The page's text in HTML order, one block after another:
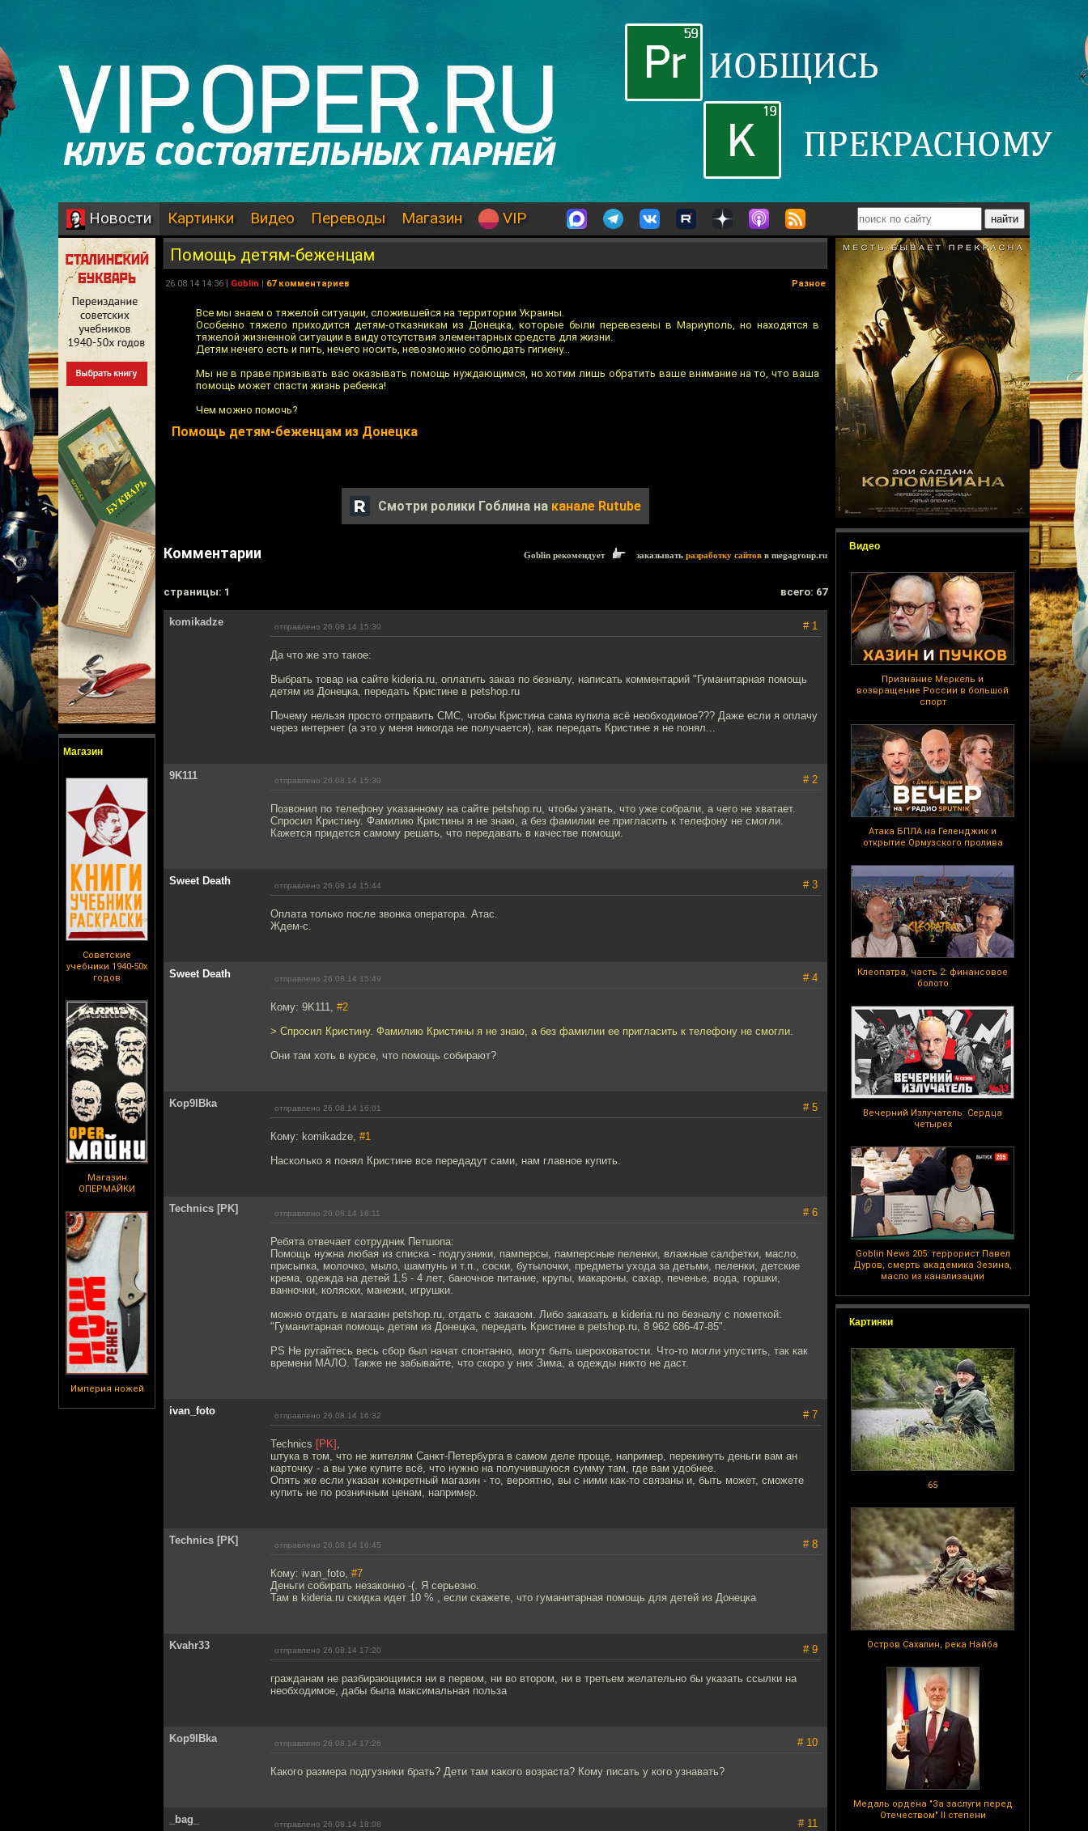
Новости Картинки Видео Переводы Магазин VIP
Магазин
Советские
учебники 1940-50х
годов
Магазин
ОПЕРМАЙКИ
Империя ножей
Видео
Признание Меркель и
возвращение России в большой
спорт
Атака БПЛА на Геленджик и
открытие Ормузского пролива
Клеопатра, часть 2: финансовое
болото
Вечерний Излучатель: Сердца
четырех
Goblin News 205: террорист Павел
Дуров, смерть академика Зезина,
масло из канализации
Картинки
65
Остров Сахалин, река Найба
Медаль ордена "За заслуги перед
Отечеством" II степени
Помощь детям-беженцам
26.08.14 14:36 | Goblin | 67 комментариев Разное
Все мы знаем о тяжелой ситуации, сложившейся на территории Украины.
Особенно тяжело приходится детям-отказникам из Донецка, которые были перевезены в Мариуполь, но находятся в
тяжелой жизненной ситуации в виду отсутствия элементарных средств для жизни.
Детям нечего есть и пить, нечего носить, невозможно соблюдать гигиену...
Мы не в праве призывать вас оказывать помощь нуждающимся, но хотим лишь обратить ваше внимание на то, что ваша
помощь может спасти жизнь ребенка!
Чем можно помочь?
Помощь детям-беженцам из Донецка
Смотри ролики Гоблина на канале Rutube
Комментарии Goblin рекомендует заказывать разработку сайтов в megagroup.ru
cтраницы: 1 всего: 67
komikadze отправлено 26.08.14 15:30 # 1
Да что же это такое:
Выбрать товар на сайте kideria.ru, оплатить заказ по безналу, написать комментарий "Гуманитарная помощь
детям из Донецка, передать Кристине в petshop.ru
Почему нельзя просто отправить СМС, чтобы Кристина сама купила всё необходимое??? Даже если я оплачу
через интернет (а это у меня никогда не получается), как передать Кристине я не понял...
9K111 отправлено 26.08.14 15:30 # 2
Позвонил по телефону указанному на сайте petshop.ru, чтобы узнать, что уже собрали, а чего не хватает.
Спросил Кристину. Фамилию Кристины я не знаю, а без фамилии ее пригласить к телефону не смогли.
Кажется придется самому решать, что передавать в качестве помощи.
Sweet Death отправлено 26.08.14 15:44 # 3
Оплата только после звонка оператора. Атас.
Ждем-с.
Sweet Death отправлено 26.08.14 15:49 # 4
Кому: 9K111, #2
> Спросил Кристину. Фамилию Кристины я не знаю, а без фамилии ее пригласить к телефону не смогли.
Они там хоть в курсе, что помощь собирают?
Kop9IBka отправлено 26.08.14 16:01 # 5
Кому: komikadze, #1
Насколько я понял Кристине все передадут сами, нам главное купить.
Technics [PK] отправлено 26.08.14 16:11 # 6
Ребята отвечает сотрудник Петшопа:
Помощь нужна любая из списка - подгузники, памперсы, памперсные пеленки, влажные салфетки, масло,
присыпка, молочко, мыло, шампунь и т.п., соски, бутылочки, предметы ухода за детьми, пеленки, детские
крема, одежда на детей 1,5 - 4 лет, баночное питание, крупы, макароны, сахар, печенье, вода, горшки,
ванночки, коляски, манежи, игрушки.
можно отдать в магазин petshop.ru, отдать с заказом. Либо заказать в kideria.ru по безналу с пометкой:
"Гуманитарная помощь детям из Донецка, передать Кристине в petshop.ru, 8 962 686-47-85".
PS Не ругайтесь весь сбор был начат спонтанно, могут быть шероховатости. Что-то могли упустить, так как
времени МАЛО. Также не забывайте, что скоро у них Зима, а одежды никто не даст.
ivan_foto отправлено 26.08.14 16:32 # 7
Technics [PK] ,
штука в том, что не жителям Санкт-Петербурга в самом деле проще, например, перекинуть деньги вам ан
карточку - а вы уже купите всё, что нужно на получившуюся сумму там, где вам удобнее.
Опять же если указан конкретный магазин - то, вероятно, вы с ними как-то связаны и, быть может, сможете
купить не по розничным ценам, например.
Technics [PK] отправлено 26.08.14 16:45 # 8
Кому: ivan_foto, #7
Деньги собирать незаконно -(. Я серьезно.
Там в kideria.ru скидка идет 10 % , если скажете, что гуманитарная помощь для детей из Донецка
Kvahr33 отправлено 26.08.14 17:20 # 9
гражданам не разбирающимся ни в первом, ни во втором, ни в третьем желательно бы указать ссылки на
необходимое, дабы была максимальная польза
Kop9IBka отправлено 26.08.14 17:26 # 10
Какого размера подгузники брать? Дети там какого возраста? Кому писать у кого узнавать?
_bag_ отправлено 26.08.14 18:08 # 11